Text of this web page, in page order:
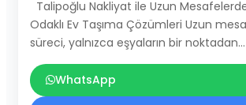
Talipoğlu Nakliyat ile Uzun
Odaklı Ev Taşıma Çözümleri Uzun
süreci, yalnızca eşyaların bir noktadan…
WhatsApp